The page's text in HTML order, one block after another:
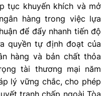
tục khuyến khích và mở
hàng trong việc lựa
để đẩy nhanh tiến độ
quyền tự định đoạt của
hàng và bản chất thỏa
tài thương mại năm
lý vững chắc, cho phép
tranh chấp ngoài Tòa